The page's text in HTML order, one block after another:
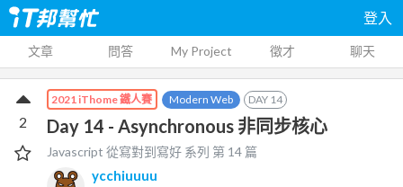
登入
文章 問答 My Project 徵才 聊天
2021 iThome 鐵人賽 Modern Web DAY 14
Day 14 - Asynchronous 非同步核心
Javascript 從寫對到寫好 系列 第 14 篇
ycchiuuuu
2